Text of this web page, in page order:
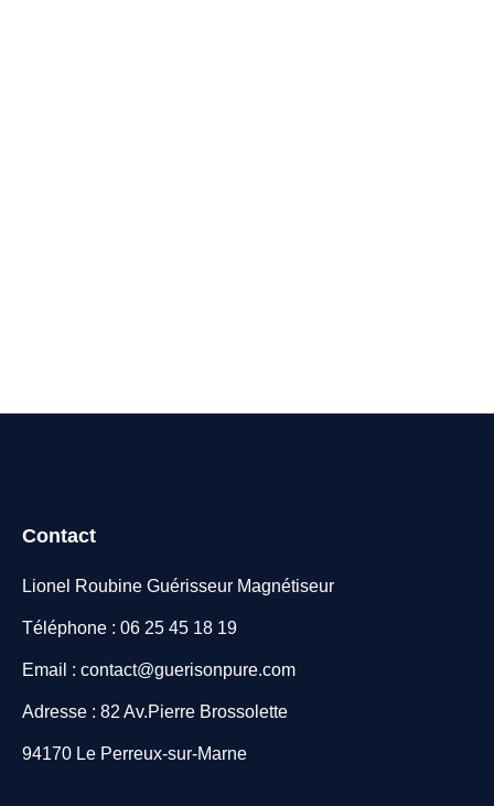
Contact
Lionel Roubine Guérisseur Magnétiseur
Téléphone : 06 25 45 18 19
Email : contact@guerisonpure.com
Adresse : 82 Av.Pierre Brossolette
94170 Le Perreux-sur-Marne